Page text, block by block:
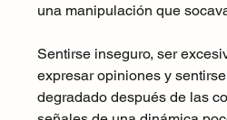
una manipulación que
Sentirse inseguro, ser
expresar opiniones y
degradado después de las